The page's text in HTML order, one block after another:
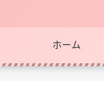
ホーム